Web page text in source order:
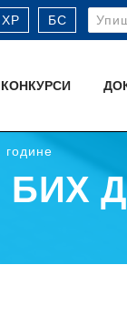
ХР БС
for:
КОНКУРСИ
године